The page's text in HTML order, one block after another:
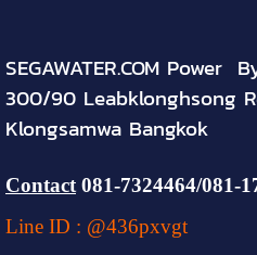
SEGAWATER.COM Power
300/90 Leabklonghsong
Klongsamwa Bangkok
Contact 081-7324464/081-
Line ID : @436pxvgt